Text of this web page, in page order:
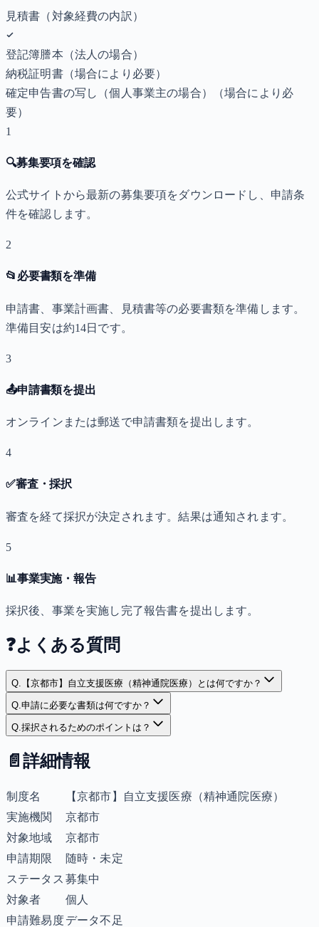
見積書（対象経費の内訳）
登記簿謄本（法人の場合）
納税証明書（場合により必要）
確定申告書の写し（個人事業主の場合）
（場合により必
要）
1
🔍募集要項を確認
公式サイトから最新の募集要項をダウンロードし、申請条
件を確認します。
2
📂 必要書類を準備
申請書、事業計画書、見積書等の必要書類を準備します。
準備目安は約14日です。
3
📤申請書類を提出
オンラインまたは郵送で申請書類を提出します。
4
✅審査・採択
審査を経て採択が決定されます。結果は通知されます。
5
📊事業実施・報告
採択後、事業を実施し完了報告書を提出します。
❓よくある質問
Q. 【京都市】自立支援医療（精神通院医療）とは何ですか？
Q.申請に必要な書類は何ですか？
Q.採択されるためのポイントは？
📄 詳細情報
制度名
【京都市】自立支援医療（精神通院医療）
実施機関
京都市
対象地域
京都市
申請期限
随時・未定
ステータス 募集中
対象者
個人
申請難易度データ不足